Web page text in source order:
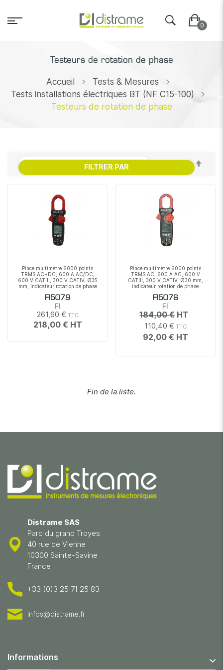
Testeurs de rotation de phase
Accueil
Tests & Mesures
Tests installations électriques BT (NF C15-100)
Testeurs de rotation de phase
Pince multimètre 6000 points
TRMS AC+DC, 600 A AC/DC,
600 V CATIII, 300 V CATIV, Ø35
mm, indicateur rotation de phase
FI5079
FI
261,60 €
218,00 €
Pince multimètre 6000 points
TRMS AC, 600 A AC, 600 V
CATIII, 300 V CATIV, Ø30 mm,
indicateur rotation de phase
FI5076
FI
110,40 €
92,00 €
184,00 €
Fin de la liste.
FILTRER PAR
Distrame SAS
Parc du grand Troyes
40 rue de Vienne
10300 Sainte-Savine
France
+33 (0)3 25 71 25 83
infos@distrame.fr
Informations